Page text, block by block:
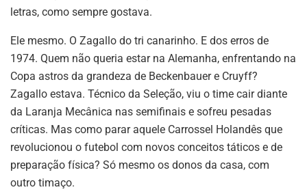
letras, como sempre gostava.
Ele mesmo. O Zagallo do tri canarinho. E dos erros de
1974. Quem não queria estar na Alemanha, enfrentando na
Copa astros da grandeza de Beckenbauer e Cruyff?
Zagallo estava. Técnico da Seleção, viu o time cair diante
da Laranja Mecânica nas semifinais e sofreu pesadas
críticas. Mas como parar aquele Carrossel Holandês que
revolucionou o futebol com novos conceitos táticos e de
preparação física? Só mesmo os donos da casa, com
outro timaço.